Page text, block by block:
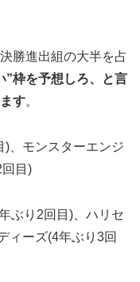
勝進出組の大半を占
”枠を予想しろ、と言
す。
)、モンスターエンジ
目)
ぶり2回目)、ハリセ
ィーズ(4年ぶり3回